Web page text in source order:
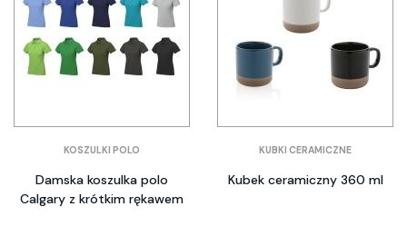
KOSZULKI POLO
Damska koszulka polo
Calgary z krótkim rękawem
KUBKI CERAMICZNE
Kubek ceramiczny 360 ml